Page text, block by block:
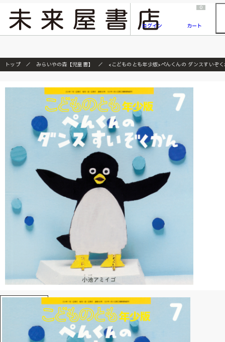
『ONE PIECE magazine 021 ONE PIECEカード付き同梱版』発売延期のご案内
ログイン
0
カート
トップ みらいやの森【児童書】 <こどものとも年少版>ぺんくんの ダンスすいぞ